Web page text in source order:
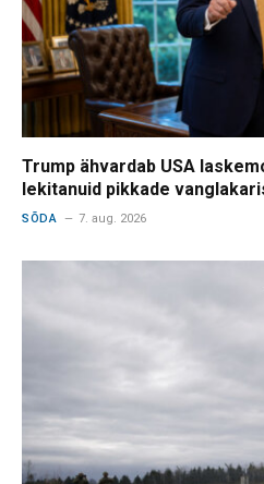
Trump ähvardab USA
lekitanuid pikkade
SÕDA 7. aug. 2026